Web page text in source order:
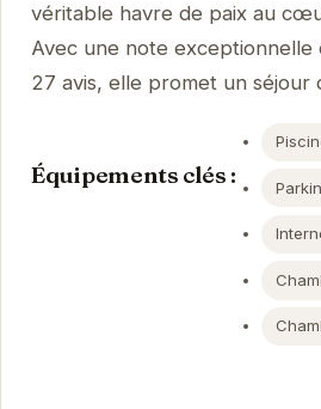
véritable havre de paix au
Avec une note exceptionnelle
27 avis, elle promet un séjour
Équipements clés :